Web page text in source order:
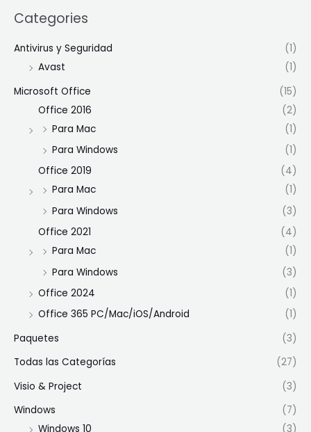
Categories
Antivirus y Seguridad
(1)
Avast
(1)
Microsoft Office
(15)
Office 2016
(2)
Para Mac
(1)
Para Windows
(1)
Office 2019
(4)
Para Mac
(1)
Para Windows
(3)
Office 2021
(4)
Para Mac
(1)
Para Windows
(3)
Office 2024
(1)
Office 365 PC/Mac/iOS/Android
(1)
Paquetes
(3)
Todas las Categorías
(27)
Visio & Project
(3)
Windows
(7)
Windows 10
(3)